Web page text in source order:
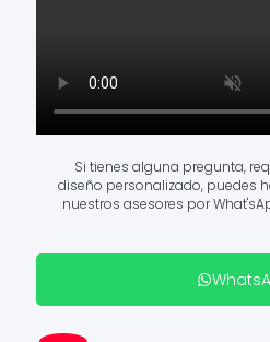
Si tienes alguna pregunta,
diseño personalizado, puedes
nuestros asesores por